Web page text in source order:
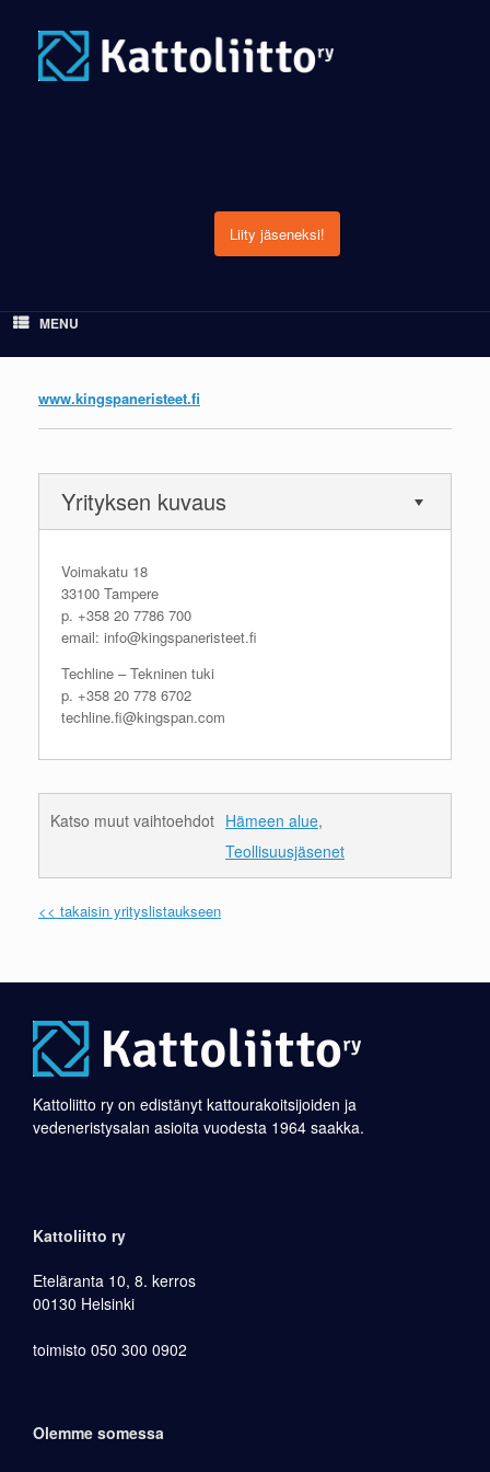
content
Liity jäseneksi!
MENU
www.kingspaneristeet.fi
Yrityksen kuvaus
Voimakatu 18
33100 Tampere
p. +358 20 7786 700
email: info@kingspaneristeet.fi
Techline – Tekninen tuki
p. +358 20 778 6702
techline.fi@kingspan.com
Katso muut vaihtoehdot Hämeen alue,
Teollisuusjäsenet
<< takaisin yrityslistaukseen
Kattoliitto ry on edistänyt kattourakoitsijoiden ja
vedeneristysalan asioita vuodesta 1964 saakka.
Kattoliitto ry
Eteläranta 10, 8. kerros
00130 Helsinki
toimisto 050 300 0902
Olemme somessa